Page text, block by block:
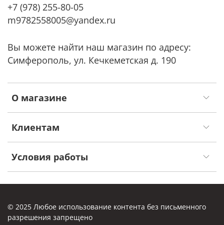
О магазине
Клиентам
Условия работы
+7 (978) 255-80-05
m9782558005@yandex.ru
Вы можете найти наш магазин по адресу:
Симферополь, ул. Кечкеметская д. 190
© 2025 Любое использование контента без письменного
разрешения запрещено